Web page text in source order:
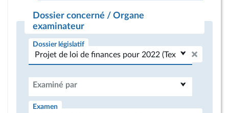
Dossier concerné / Organe
examinateur
Dossier législatif
Examiné par
Examen